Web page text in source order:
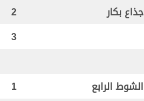
جذاع بكار
2
3
الشوط الرابع 1